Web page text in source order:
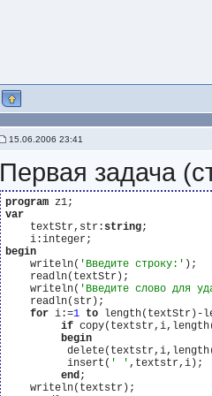
15.06.2006 23:41
Первая задача
program
var
    textStr,str:
string;
begin
    writeln(
'Введите строку:' );
    readln(textStr);
    writeln(
'Введите слово для
    readln(str);
for i:=1 to length(textStr)-
if
begin
          insert(
' ' ,textstr,i);
end;
    writeln(textstr);